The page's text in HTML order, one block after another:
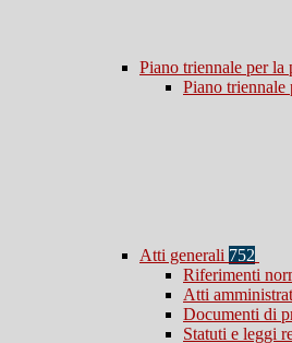
Piano triennale per la
Piano triennale
Atti generali 752
Riferimenti
Atti
Documenti di
Statuti e leggi